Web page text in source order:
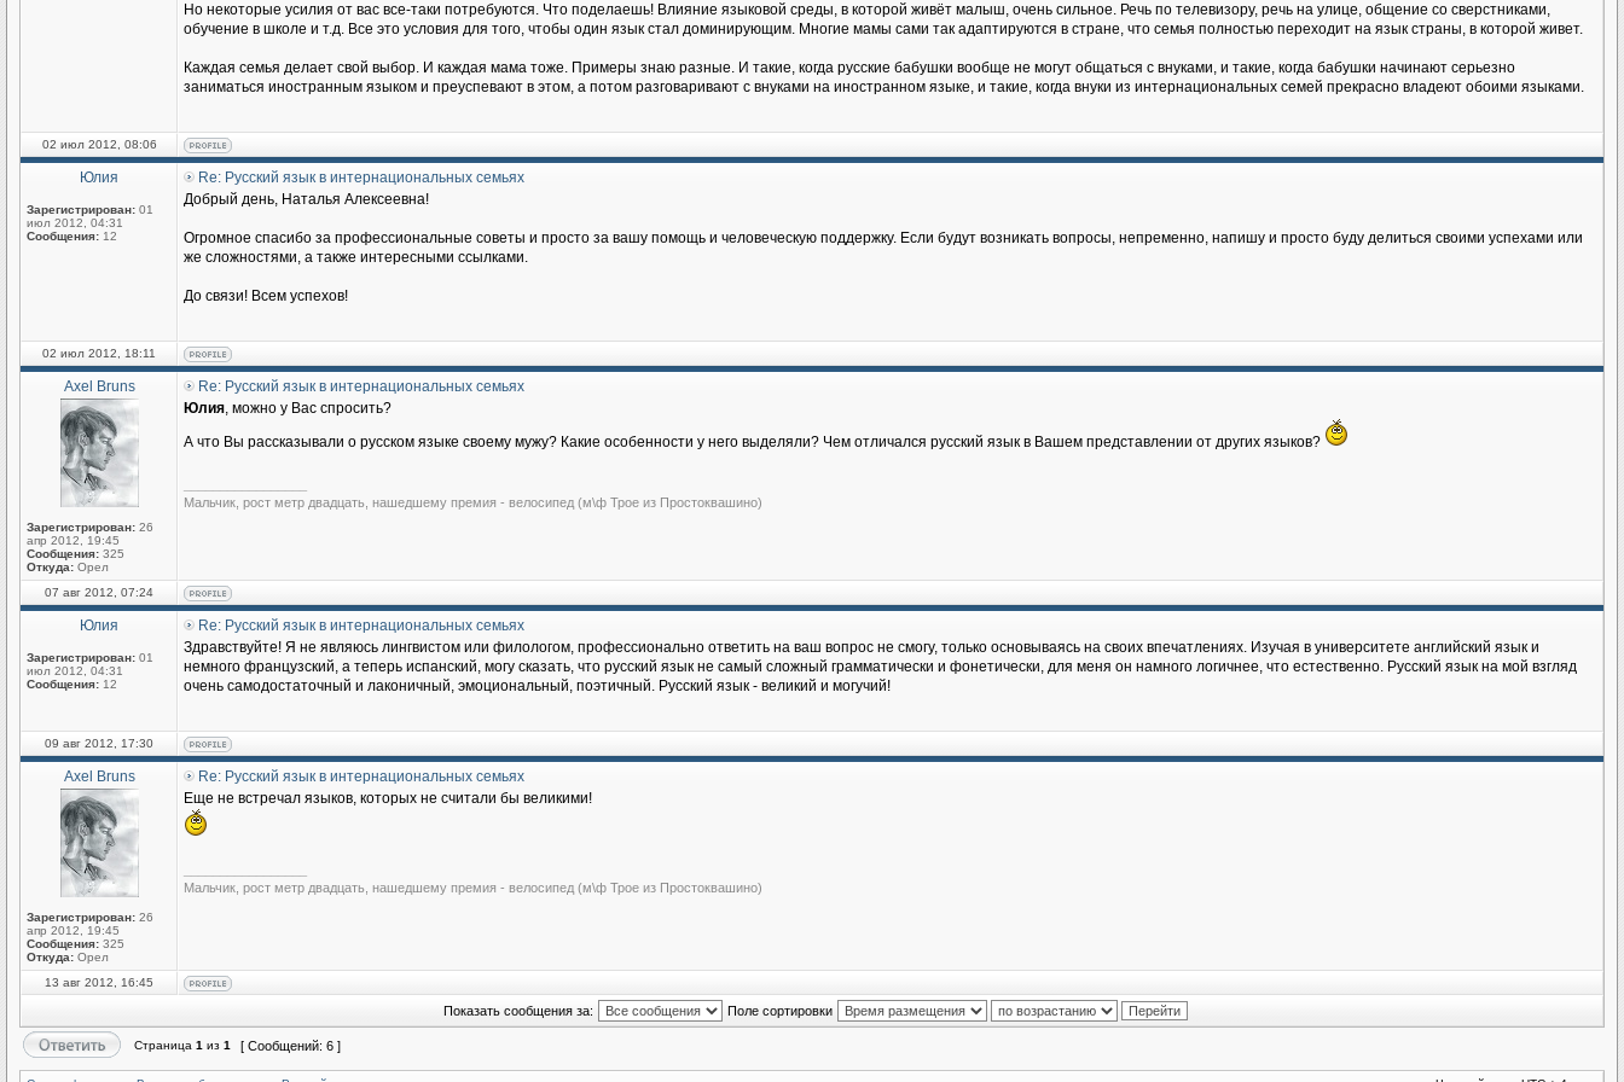
Но некоторые усилия от вас все-таки потребуются. Что поделаешь! Влияние языковой среды, в которой живёт малыш, очень сильное. Речь по телевизору, речь на улице, общение со сверстниками,
обучение в школе и т.д. Все это условия для того, чтобы один язык стал доминирующим. Многие мамы сами так адаптируются в стране, что семья полностью переходит на язык страны, в которой живет.
Каждая семья делает свой выбор. И каждая мама тоже. Примеры знаю разные. И такие, когда русские бабушки вообще не могут общаться с внуками, и такие, когда бабушки начинают серьезно
заниматься иностранным языком и преуспевают в этом, а потом разговаривают с внуками на иностранном языке, и такие, когда внуки из интернациональных семей прекрасно владеют обоими языками.
02 июл 2012, 08:06
Юлия
Зарегистрирован: 01
июл 2012, 04:31
Сообщения: 12
Re: Русский язык в интернациональных семьях
Добрый день, Наталья Алексеевна!
Огромное спасибо за профессиональные советы и просто за вашу помощь и человеческую поддержку. Если будут возникать вопросы, непременно, напишу и просто буду делиться своими успехами или
же сложностями, а также интересными ссылками.
До связи! Всем успехов!
02 июл 2012, 18:11
Axel Bruns
Зарегистрирован: 26
апр 2012, 19:45
Сообщения: 325
Откуда: Орел
Re: Русский язык в интернациональных семьях
Юлия, можно у Вас спросить?
А что Вы рассказывали о русском языке своему мужу? Какие особенности у него выделяли? Чем отличался русский язык в Вашем представлении от других языков?
Мальчик, рост метр двадцать, нашедшему премия - велосипед (м\ф Трое из Простоквашино)
07 авг 2012, 07:24
Юлия
Зарегистрирован: 01
июл 2012, 04:31
Сообщения: 12
Re: Русский язык в интернациональных семьях
Здравствуйте! Я не являюсь лингвистом или филологом, профессионально ответить на ваш вопрос не cмогу, только основываясь на своих впечатлениях. Изучая в университете английский язык и
немного французский, а теперь испанский, могу сказать, что русский язык не самый сложный грамматически и фонетически, для меня он намного логичнее, что естественно. Русский язык на мой взгляд
очень самодостаточный и лаконичный, эмоциональный, поэтичный. Русский язык - великий и могучий!
09 авг 2012, 17:30
Axel Bruns
Зарегистрирован: 26
апр 2012, 19:45
Сообщения: 325
Откуда: Орел
Re: Русский язык в интернациональных семьях
Еще не встречал языков, которых не считали бы великими!
Мальчик, рост метр двадцать, нашедшему премия - велосипед (м\ф Трое из Простоквашино)
13 авг 2012, 16:45
Показать сообщения за: Поле сортировки
Страница 1 из 1 [ Сообщений: 6 ]